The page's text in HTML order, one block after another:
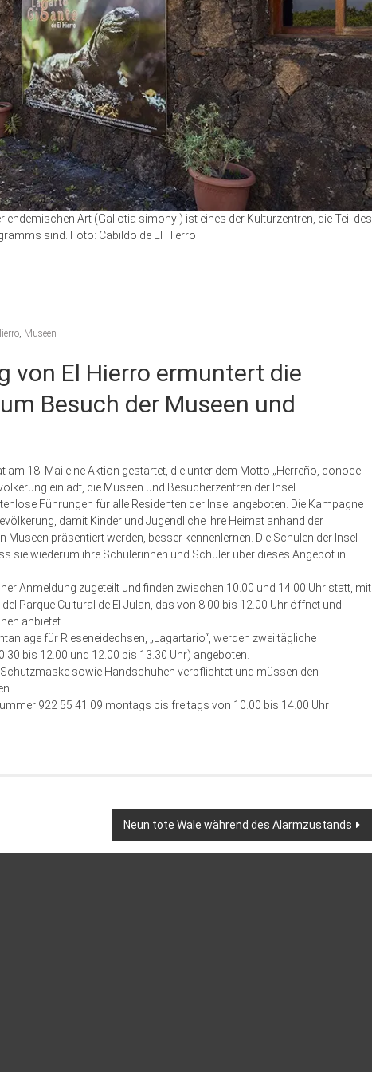
endemischen Art (Gallotia simonyi) ist eines der Kulturzentren, die Teil des
sind. Foto: Cabildo de El Hierro
Museen
von El Hierro ermuntert die
Besuch der Museen und
am 18. Mai eine Aktion gestartet, die unter dem Motto „Herreño, conoce
einlädt, die Museen und Besucherzentren der Insel
Führungen für alle Residenten der Insel angeboten. Die Kampagne
damit Kinder und Jugendliche ihre Heimat anhand der
Museen präsentiert werden, besser kennenlernen. Die Schulen der Insel
sie wiederum ihre Schülerinnen und Schüler über dieses Angebot in
Anmeldung zugeteilt und finden zwischen 10.00 und 14.00 Uhr statt, mit
Parque Cultural de El Julan, das von 8.00 bis 12.00 Uhr öffnet und
anbietet.
für Rieseneidechsen, „Lagartario“, werden zwei tägliche
bis 12.00 und 12.00 bis 13.30 Uhr) angeboten.
sowie Handschuhen verpflichtet und müssen den
922 55 41 09 montags bis freitags von 10.00 bis 14.00 Uhr
Neun tote Wale während des Alarmzustands